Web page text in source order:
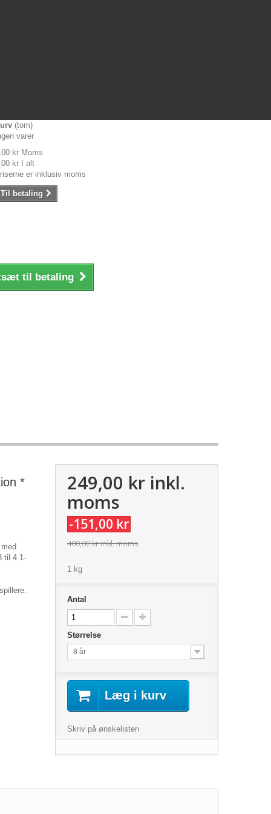
(tom)
varer
kr Moms
kr
I alt
er inklusiv moms
Til betaling
til betaling
*
til 4 1-
249,00 krinkl.
moms
-151,00 kr
400,00 krinkl. moms
1 kg
Antal
Størrelse
8 år
Læg i kurv
Skriv på ønskelisten